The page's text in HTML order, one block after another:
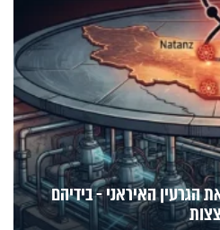
הגרעין האיראני - בידיהם